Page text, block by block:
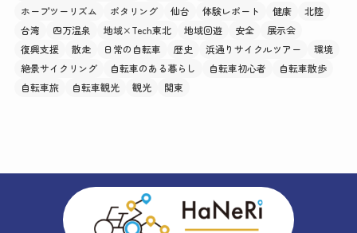
ホープツーリズム
ポタリング 仙台 体験レポート 健康
北陸
台湾
四万温泉 地域×Tech東北 地域回遊 安全
展示会
復興支援
散走 日常の自転車 歴史 浜通りサイクルツアー
環境
絶景サイクリング
自転車のある暮らし 自転車初心者
自転車散歩
自転車旅
自転車観光 観光 関東